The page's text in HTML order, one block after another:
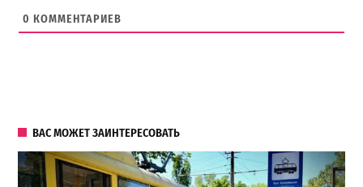
0 КОММЕНТАРИЕВ
ВАС МОЖЕТ ЗАИНТЕРЕСОВАТЬ